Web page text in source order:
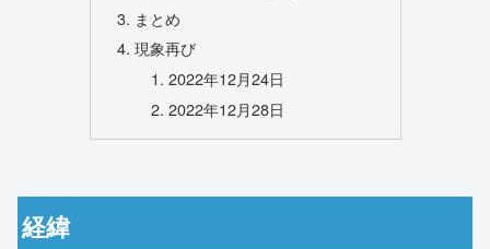
まとめ
現象再び
2022年12月24日
2022年12月28日
経緯